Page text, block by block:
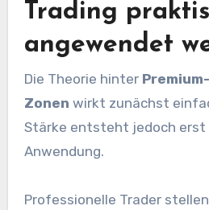
Trading
angewendet
Die Theorie hinter
Zonen wirkt zunächst
Stärke entsteht jedoch erst
Anwendung.
Professionelle Trader